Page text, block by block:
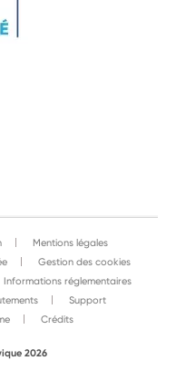
Mentions légales
Gestion des cookies
Informations réglementaires
Support
Crédits
2026